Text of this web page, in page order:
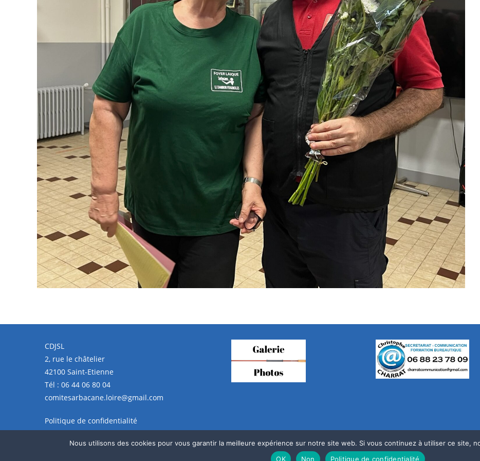
CDJSL
2, rue le châtelier
42100 Saint-Etienne
Tél : 06 44 06 80 04
comitesarbacane.loire@gmail.com
Politique de confidentialité
Nous utilisons des cookies pour vous garantir la meilleure expérience sur notre site web. Si vous continuez à utiliser ce site,
OK
Non Politique de confidentialité